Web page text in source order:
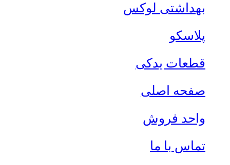
بهداشتی لوکس
پلاسکو
قطعات یدکی
صفحه اصلی
واحد فروش
تماس با ما